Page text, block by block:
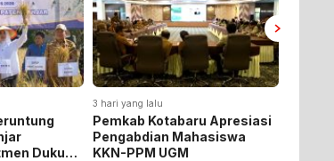
Dukung
3 hari yang lalu
Pemkab Kotabaru Apresiasi
Pengabdian Mahasiswa
KKN-PPM UGM